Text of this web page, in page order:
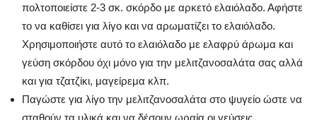
πολτοποιείστε 2-3 σκ. σκόρδο με αρκετό ελαιόλαδο. Αφήστε
το να καθίσει για λίγο και να αρωματίζει το ελαιόλαδο.
Χρησιμοποιήστε αυτό το ελαιόλαδο με ελαφρύ άρωμα και
γεύση σκόρδου όχι μόνο για την μελιτζανοσαλάτα σας αλλά
και για τζατζίκι, μαγείρεμα κλπ.
Παγώστε για λίγο την μελιτζανοσαλάτα στο ψυγείο ώστε να
σταθούν τα υλικά και να δέσουν ωραία οι γεύσεις.